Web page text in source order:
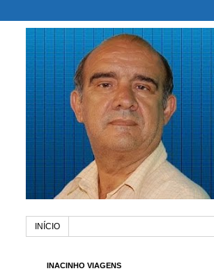
INÍCIO
INACINHO VIAGENS